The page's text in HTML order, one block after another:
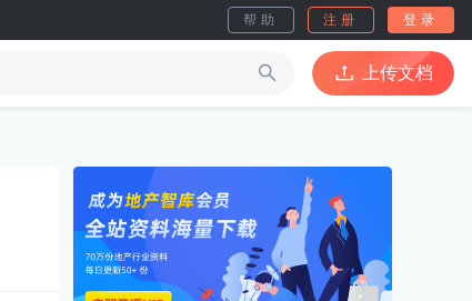
帮助 注册 登录
上传文档